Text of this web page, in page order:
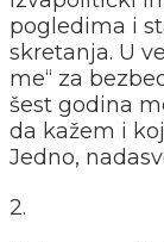
pogledima i
skretanja. U
me“ za
šest godina
da kažem i
Jedno,
2.